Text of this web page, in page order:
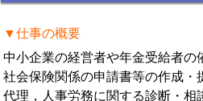
▼仕事の概要
中小企業の経営者や年金受給者の
社会保険関係の申請書等の作成・
代理，人事労務に関する診断・相